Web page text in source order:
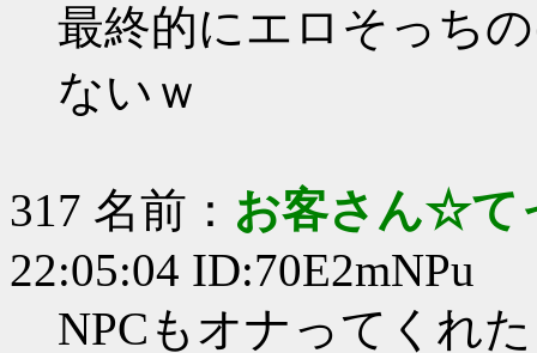
最終的にエロそっち
ないｗ
317 名前： お客さん☆て
22:05:04 ID:70E2mNPu
NPCもオナってくれ